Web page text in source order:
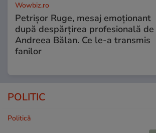
Wowbiz.ro
Petrișor Ruge, mesaj emoționant
după despărțirea profesională de
Andreea Bălan. Ce le-a transmis
fanilor
POLITIC
Politică